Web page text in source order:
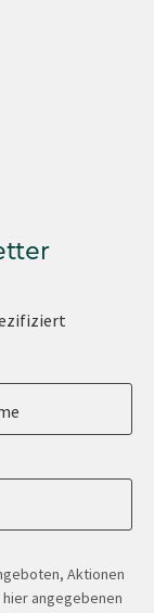
Aktionen
angegebenen